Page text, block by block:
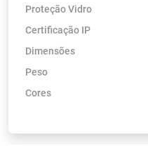
Proteção Vidro
Certificação IP
Dimensões
Peso
Cores